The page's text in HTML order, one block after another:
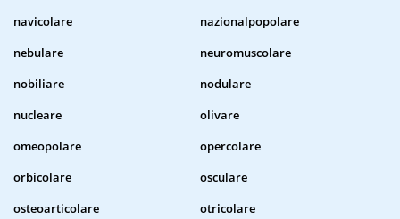
navicolare
nazionalpopolare
nebulare
neuromuscolare
nobiliare
nodulare
nucleare
olivare
omeopolare
opercolare
orbicolare
osculare
osteoarticolare
otricolare